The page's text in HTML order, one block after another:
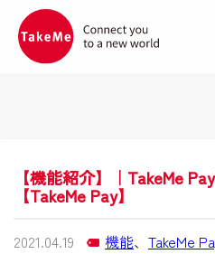
【機能紹介】｜TakeMe
【TakeMe Pay】
2021.04.19 機能、 TakeMe